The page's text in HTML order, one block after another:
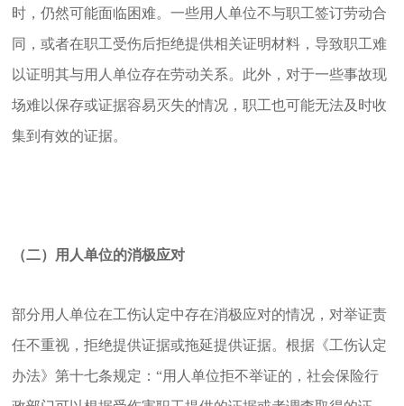
时，仍然可能面临困难。一些用人单位不与职工签订劳动合
同，或者在职工受伤后拒绝提供相关证明材料，导致职工难
以证明其与用人单位存在劳动关系。此外，对于一些事故现
场难以保存或证据容易灭失的情况，职工也可能无法及时收
集到有效的证据。
（二）用人单位的消极应对
部分用人单位在工伤认定中存在消极应对的情况，对举证责
任不重视，拒绝提供证据或拖延提供证据。根据《工伤认定
办法》第十七条规定：“用人单位拒不举证的，社会保险行